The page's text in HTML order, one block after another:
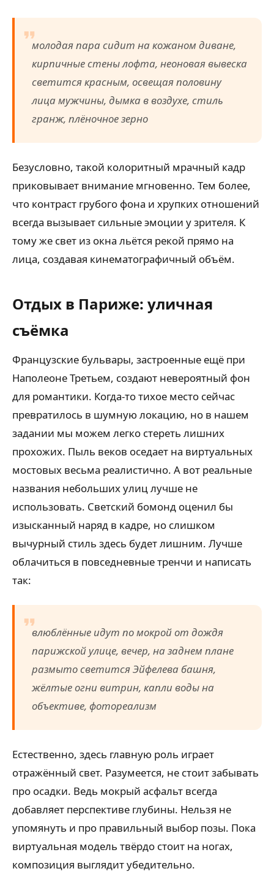
молодая пара сидит на кожаном диване,
кирпичные стены лофта, неоновая вывеска
светится красным, освещая половину
лица мужчины, дымка в воздухе, стиль
гранж, плёночное зерно
Безусловно, такой колоритный мрачный кадр
приковывает внимание мгновенно. Тем более,
что контраст грубого фона и хрупких отношений
всегда вызывает сильные эмоции у зрителя. К
тому же свет из окна льётся рекой прямо на
лица, создавая кинематографичный объём.
Отдых в Париже: уличная
съёмка
Французские бульвары, застроенные ещё при
Наполеоне Третьем, создают невероятный фон
для романтики. Когда-то тихое место сейчас
превратилось в шумную локацию, но в нашем
задании мы можем легко стереть лишних
прохожих. Пыль веков оседает на виртуальных
мостовых весьма реалистично. А вот реальные
названия небольших улиц лучше не
использовать. Светский бомонд оценил бы
изысканный наряд в кадре, но слишком
вычурный стиль здесь будет лишним. Лучше
облачиться в повседневные тренчи и написать
так:
влюблённые идут по мокрой от дождя
парижской улице, вечер, на заднем плане
размыто светится Эйфелева башня,
жёлтые огни витрин, капли воды на
объективе, фотореализм
Естественно, здесь главную роль играет
отражённый свет. Разумеется, не стоит забывать
про осадки. Ведь мокрый асфальт всегда
добавляет перспективе глубины. Нельзя не
упомянуть и про правильный выбор позы. Пока
виртуальная модель твёрдо стоит на ногах,
композиция выглядит убедительно.